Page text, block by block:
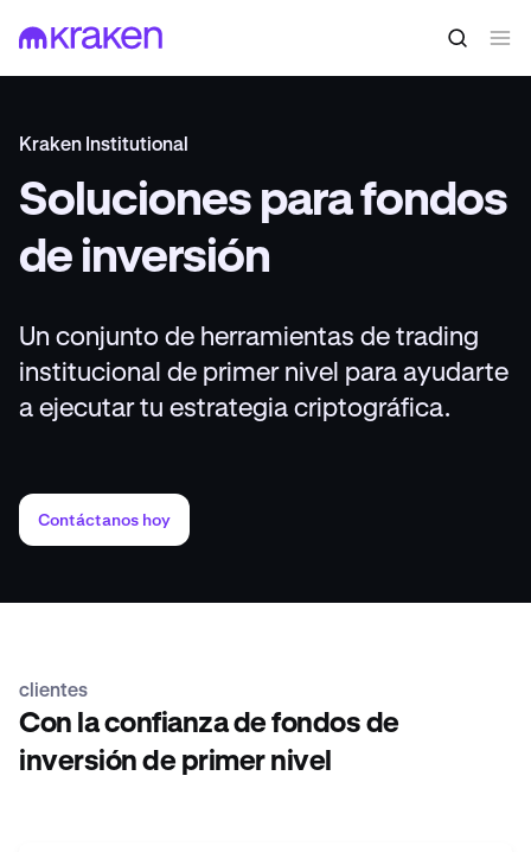
Kraken Institutional
Soluciones para fondos
de inversión
Un conjunto de herramientas de trading
institucional de primer nivel para ayudarte
a ejecutar tu estrategia criptográfica.
Contáctanos hoy
clientes
Con la confianza de fondos de
inversión de primer nivel